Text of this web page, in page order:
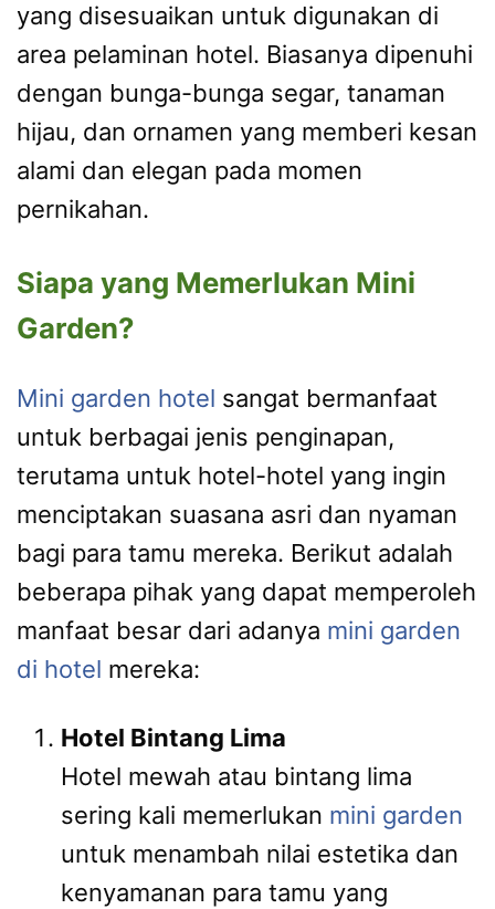
yang disesuaikan untuk digunakan di
area pelaminan hotel. Biasanya dipenuhi
dengan bunga-bunga segar, tanaman
hijau, dan ornamen yang memberi kesan
alami dan elegan pada momen
pernikahan.
Siapa yang Memerlukan Mini
Garden?
Mini garden hotel sangat bermanfaat
untuk berbagai jenis penginapan,
terutama untuk hotel-hotel yang ingin
menciptakan suasana asri dan nyaman
bagi para tamu mereka. Berikut adalah
beberapa pihak yang dapat memperoleh
manfaat besar dari adanya mini garden
di hotel mereka:
Hotel Bintang Lima
Hotel mewah atau bintang lima
sering kali memerlukan mini garden
untuk menambah nilai estetika dan
kenyamanan para tamu yang